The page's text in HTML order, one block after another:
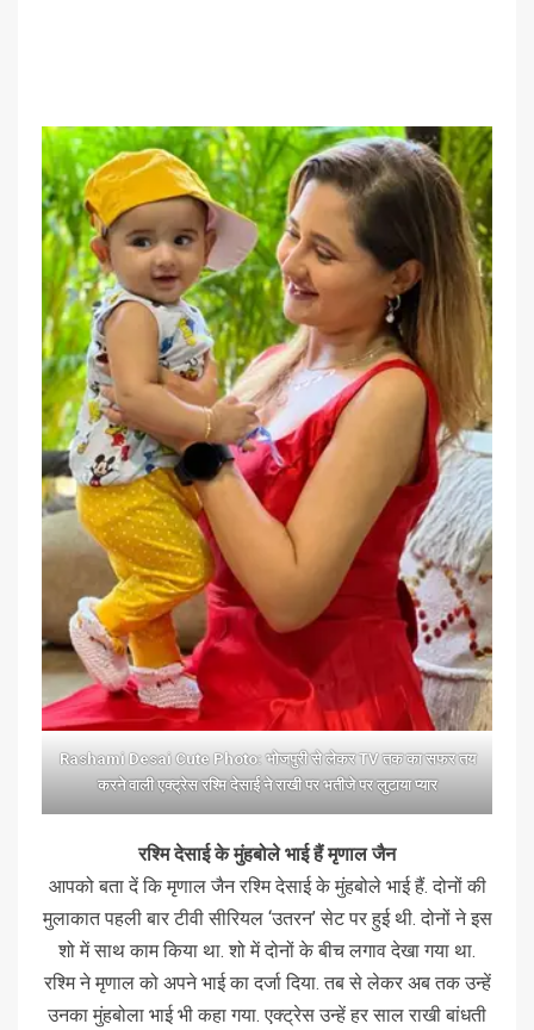
Rashami Desai Cute Photo: भोजपुरी से लेकर TV तक का सफर तय
करने वाली एक्ट्रेस रश्मि देसाई ने राखी पर भतीजे पर लुटाया प्यार
रश्मि देसाई के मुंहबोले भाई हैं मृणाल जैन
आपको बता दें कि मृणाल जैन रश्मि देसाई के मुंहबोले भाई हैं. दोनों की
मुलाकात पहली बार टीवी सीरियल ‘उतरन’ सेट पर हुई थी. दोनों ने इस
शो में साथ काम किया था. शो में दोनों के बीच लगाव देखा गया था.
रश्मि ने मृणाल को अपने भाई का दर्जा दिया. तब से लेकर अब तक उन्हें
उनका मुंहबोला भाई भी कहा गया. एक्ट्रेस उन्हें हर साल राखी बांधती